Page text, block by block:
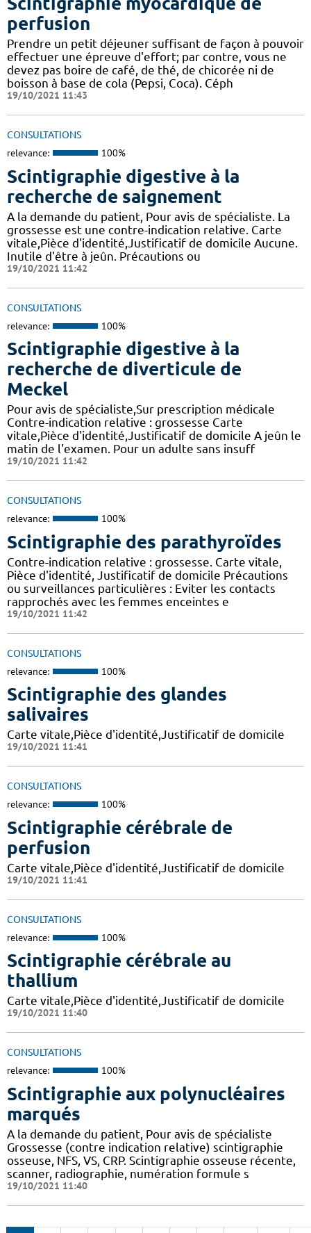
perfusion
Prendre un petit déjeuner suffisant de façon à pouvoir
effectuer une épreuve d'effort; par contre, vous ne
devez pas boire de café, de thé, de chicorée ni de
boisson à base de cola (Pepsi, Coca). Céph
19/10/2021 11:43
CONSULTATIONS
relevance: 100%
Scintigraphie digestive à la
recherche de saignement
A la demande du patient, Pour avis de spécialiste. La
grossesse est une contre-indication relative. Carte
vitale,Pièce d'identité,Justificatif de domicile Aucune.
Inutile d'être à jeûn. Précautions ou
19/10/2021 11:42
CONSULTATIONS
relevance: 100%
Scintigraphie digestive à la
recherche de diverticule de
Meckel
Pour avis de spécialiste,Sur prescription médicale
Contre-indication relative : grossesse Carte
vitale,Pièce d'identité,Justificatif de domicile A jeûn le
matin de l'examen. Pour un adulte sans insuff
19/10/2021 11:42
CONSULTATIONS
relevance: 100%
Scintigraphie des parathyroïdes
Contre-indication relative : grossesse. Carte vitale,
Pièce d'identité, Justificatif de domicile Précautions
ou surveillances particulières : Eviter les contacts
rapprochés avec les femmes enceintes e
19/10/2021 11:42
CONSULTATIONS
relevance: 100%
Scintigraphie des glandes
salivaires
Carte vitale,Pièce d'identité,Justificatif de domicile
19/10/2021 11:41
CONSULTATIONS
relevance: 100%
Scintigraphie cérébrale de
perfusion
Carte vitale,Pièce d'identité,Justificatif de domicile
19/10/2021 11:41
CONSULTATIONS
relevance: 100%
Scintigraphie cérébrale au
thallium
Carte vitale,Pièce d'identité,Justificatif de domicile
19/10/2021 11:40
CONSULTATIONS
relevance: 100%
Scintigraphie aux polynucléaires
marqués
A la demande du patient, Pour avis de spécialiste
Grossesse (contre indication relative) scintigraphie
osseuse, NFS, VS, CRP. Scintigraphie osseuse récente,
scanner, radiographie, numération formule s
19/10/2021 11:40